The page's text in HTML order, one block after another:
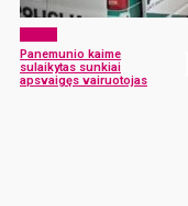
Panemunio kaime
sulaikytas sunkiai
apsvaigęs vairuotojas